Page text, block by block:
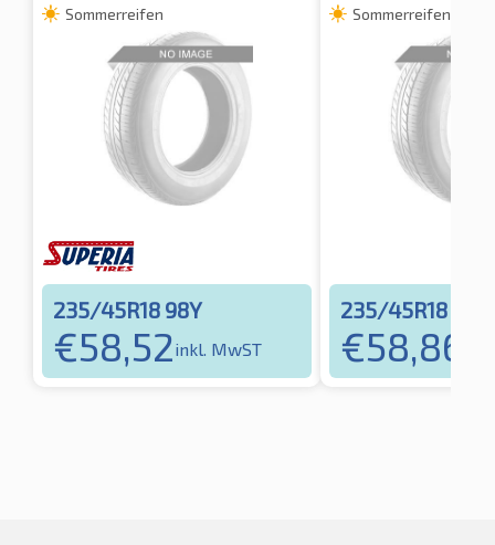
Sommerreifen
235/45R18 98Y
€58,52inkl. MwST
Sommerreifen
235/45R18 98Y
€58,86